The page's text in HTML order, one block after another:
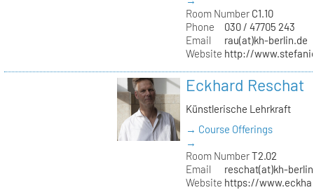
Room NumberC1.10
Phone
030 / 47705 243
Email
rau(at)kh-berlin.de
Website http://
Eckhard Reschat
Künstlerische Lehrkraft
→ Course Offerings
→
Room NumberT2.02
Email
reschat(at)kh-
Website https://